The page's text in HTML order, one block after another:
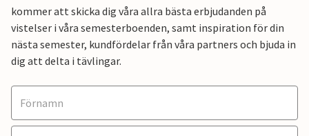
kommer att skicka dig våra allra bästa erbjudanden på
vistelser i våra semesterboenden, samt inspiration för din
nästa semester, kundfördelar från våra partners och bjuda in
dig att delta i tävlingar.